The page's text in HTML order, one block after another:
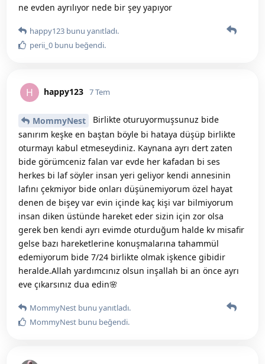
ne evden ayrılıyor nede bir şey yapıyor
happy123 bunu yanıtladı.
perii_0 bunu beğendi.
H happy123 7 Tem
MommyNest
Birlikte oturuyormuşsunuz bide
sanırım keşke en baştan böyle bi hataya düşüp birlikte
oturmayı kabul etmeseydiniz. Kaynana ayrı dert zaten
bide görümceniz falan var evde her kafadan bi ses
herkes bi laf söyler insan yeri geliyor kendi annesinin
lafını çekmiyor bide onları düşünemiyorum özel hayat
denen de bişey var evin içinde kaç kişi var bilmiyorum
insan diken üstünde hareket eder sizin için zor olsa
gerek ben kendi ayrı evimde oturduğum halde kv misafir
gelse bazı hareketlerine konuşmalarına tahammül
edemiyorum bide 7/24 birlikte olmak işkence gibidir
heralde.Allah yardımcınız olsun inşallah bi an önce ayrı
eve çıkarsınız dua edin🌸
MommyNest bunu yanıtladı.
MommyNest bunu beğendi.